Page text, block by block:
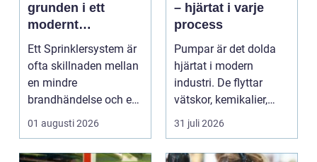
grunden i ett
modernt
brandskydd
Ett Sprinklersystem är
ofta skillnaden mellan
en mindre
brandhändelse och en
total förlust av
byggna...
01 augusti 2026
– hjärtat i varje
process
Pumpar är det dolda
hjärtat i modern
industri. De flyttar
vätskor, kemikalier,
oljor,...
31 juli 2026